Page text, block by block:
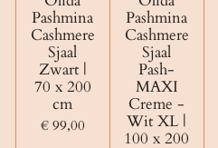
Pashmina
Cashmere
Sjaal
Zwart |
70 x 200
cm
€ 99,00
Pashmina
Cashmere
Sjaal
Pash-
MAXI
Creme -
Wit XL |
100 x 200